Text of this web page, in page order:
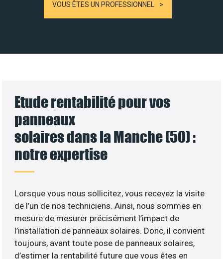
VOUS ÊTES UN PROFESSIONNEL
Etude rentabilité pour vos
panneaux
solaires dans la Manche (50) :
notre expertise
Lorsque vous nous sollicitez, vous recevez la visite
de l’un de nos techniciens. Ainsi, nous sommes en
mesure de mesurer précisément l’impact de
l’installation de panneaux solaires. Donc, il convient
toujours, avant toute pose de panneaux solaires,
d’estimer la rentabilité future que vous êtes en